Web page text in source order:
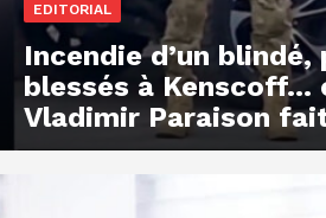
EDITORIAL
Incendie d’un
blessés à Kenscoff…
Vladimir Paraison